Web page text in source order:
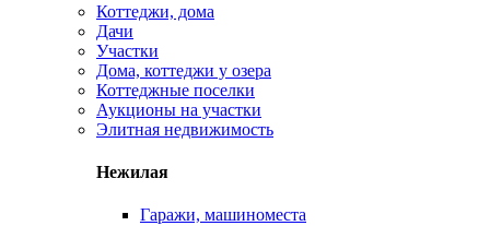
Коттеджи, дома
Дачи
Участки
Дома, коттеджи у озера
Коттеджные поселки
Аукционы на участки
Элитная недвижимость
Нежилая
Гаражи, машиноместа